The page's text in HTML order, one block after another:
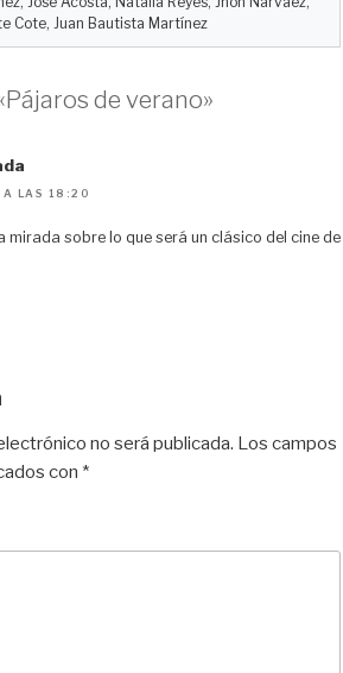
Cote, Juan Bautista Martínez
de verano»
LAS 18:20
mirada sobre lo que será un clásico del cine de
no será publicada. Los campos
con *